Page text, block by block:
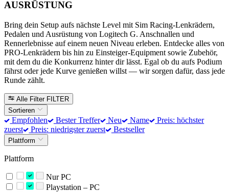
AUSRÜSTUNG
Bring dein Setup aufs nächste Level mit Sim Racing-Lenkrädern,
Pedalen und Ausrüstung von Logitech G. Anschnallen und
Rennerlebnisse auf einem neuen Niveau erleben. Entdecke alles von
PRO-Lenkrädern bis hin zu Einsteiger-Equipment sowie Zubehör,
mit dem du die Konkurrenz hinter dir lässt. Egal ob du aufs Podium
fährst oder jede Kurve genießen willst — wir sorgen dafür, dass jede
Runde zählt.
Alle Filter FILTER
Sortieren
Empfohlen Bester Treffer Neu Name
Preis: höchster
zuerst
Preis: niedrigster zuerst Bestseller
Plattform
Plattform
Nur PC
Playstation – PC